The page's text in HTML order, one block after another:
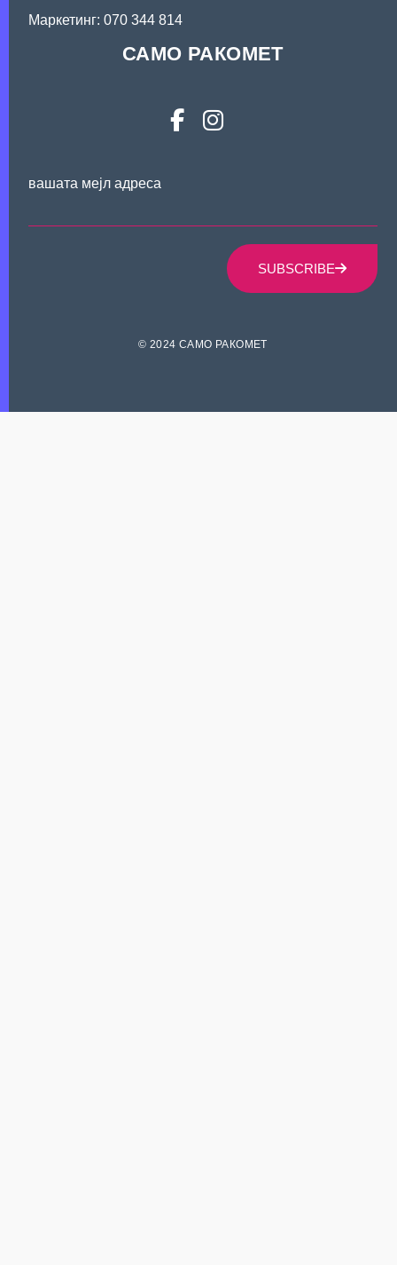
Mаркетинг: 070 344 814
САМО РАКОМЕТ
вашата мејл адреса
SUBSCRIBE
© 2024 САМО РАКОМЕТ